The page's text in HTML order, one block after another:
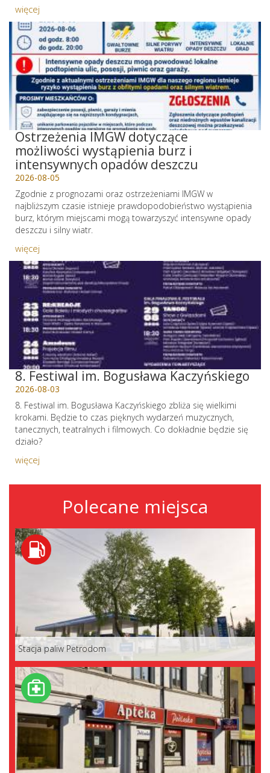
więcej
Ostrzeżenia IMGW dotyczące
możliwości wystąpienia burz i
intensywnych opadów deszczu
2026-08-05
Zgodnie z prognozami oraz ostrzeżeniami IMGW w
najbliższym czasie istnieje prawdopodobieństwo wystąpienia
burz, którym miejscami mogą towarzyszyć intensywne opady
deszczu i silny wiatr.
więcej
8. Festiwal im. Bogusława Kaczyńskiego
2026-08-03
8. Festiwal im. Bogusława Kaczyńskiego zbliża się wielkimi
krokami. Będzie to czas pięknych wydarzeń muzycznych,
tanecznych, teatralnych i filmowych. Co dokładnie będzie się
działo?
więcej
Polecane miejsca
Stacja paliw Petrodom